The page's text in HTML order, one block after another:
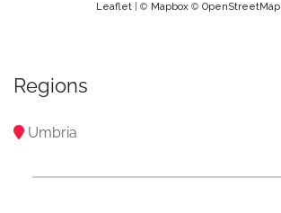
Leaflet | © Mapbox © OpenStreetMap
Regions
Umbria